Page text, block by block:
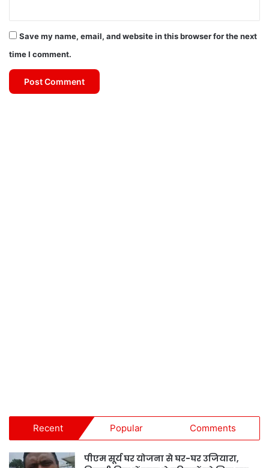
Save my name, email, and website in this browser for the next
time I comment.
Recent Popular Comments
पीएम सूर्य घर योजना से घर-घर उजियारा,